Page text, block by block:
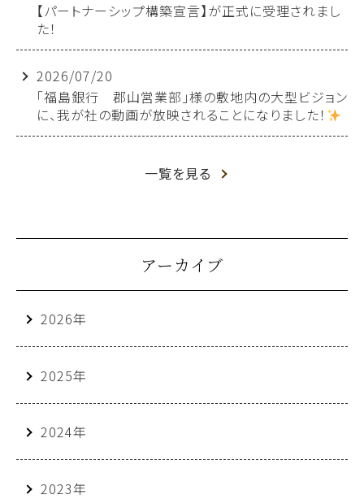
【パートナーシップ構築宣言】が正式に受理されまし
た！
2026/07/20
「福島銀行 郡山営業部」様の敷地内の大型ビジョン
に、我が社の動画が放映されることになりました！
一覧を見る
アーカイブ
2026年
2025年
2024年
2023年